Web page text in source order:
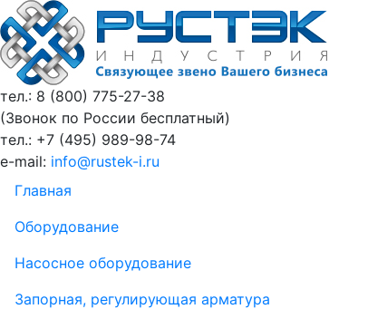
тел.: 8 (800) 775-27-38
(Звонок по России бесплатный)
тел.: +7 (495) 989-98-74
e-mail: info@rustek-i.ru
Главная
Оборудование
Насосное оборудование
Запорная, регулирующая арматура